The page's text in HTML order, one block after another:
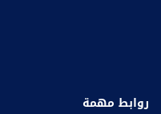
روابط مهمة